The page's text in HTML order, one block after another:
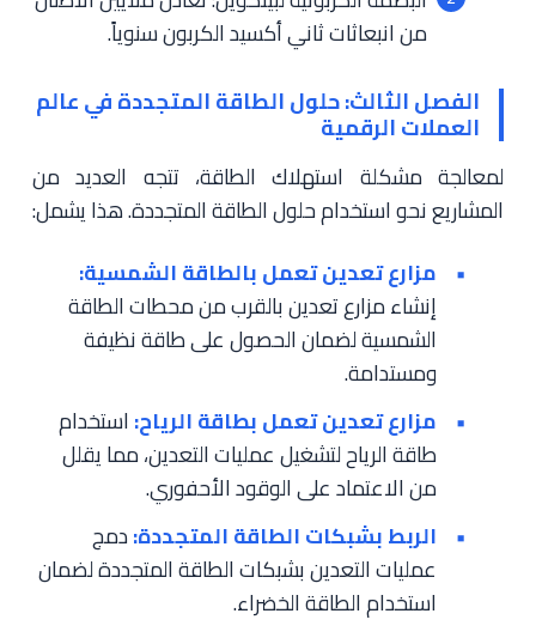
من انبعاثات ثاني أكسيد الكربون سنوياً.
الفصل الثالث: حلول الطاقة المتجددة في عالم
العملات الرقمية
لمعالجة مشكلة استهلاك الطاقة، تتجه العديد من
المشاريع نحو استخدام حلول الطاقة المتجددة. هذا يشمل:
مزارع تعدين تعمل بالطاقة الشمسية:
إنشاء مزارع تعدين بالقرب من محطات الطاقة
الشمسية لضمان الحصول على طاقة نظيفة
ومستدامة.
مزارع تعدين تعمل بطاقة الرياح: استخدام
طاقة الرياح لتشغيل عمليات التعدين، مما يقلل
من الاعتماد على الوقود الأحفوري.
الربط بشبكات الطاقة المتجددة:دمج
عمليات التعدين بشبكات الطاقة المتجددة لضمان
استخدام الطاقة الخضراء.